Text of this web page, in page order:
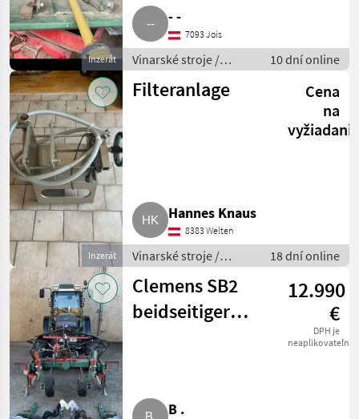
Inzerát
- -
7093 Jois
Vinarské stroje /
Ostatné stroje na
vinohradníctvo
10 dní online
Inzerát
Filteranlage
Cena
na
Hannes Knaus
8383 Welten
Vinarské stroje /
Ostatné stroje na
vinohradníctvo
18 dní online
Clemens SB2
beidseitiger
12.990
€
DPH je
neaplikovateľné
B .